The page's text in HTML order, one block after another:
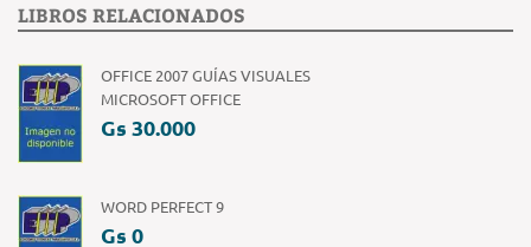
LIBROS RELACIONADOS
OFFICE 2007 GUÍAS VISUALES
MICROSOFT OFFICE
Gs 30.000
WORD PERFECT 9
Gs 0